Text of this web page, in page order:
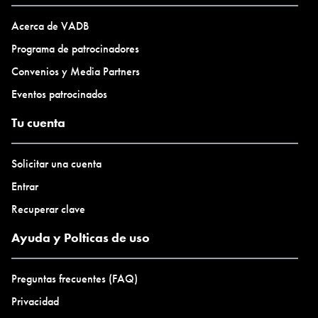
Duración de la residencia:
Meses: 2
Número de estudios:
5
Número de artistas en residencia al mismo tiempo:
N / A
Tipo de alojamiento:
Habitación privada
Acerca de VADB
Programa de patrocinadores
Convenios y Media Partners
Eventos patrocinados
Tu cuenta
Solicitar una cuenta
Entrar
Recuperar clave
Ayuda y Polticas de uso
Preguntas frecuentes (FAQ)
Privacidad